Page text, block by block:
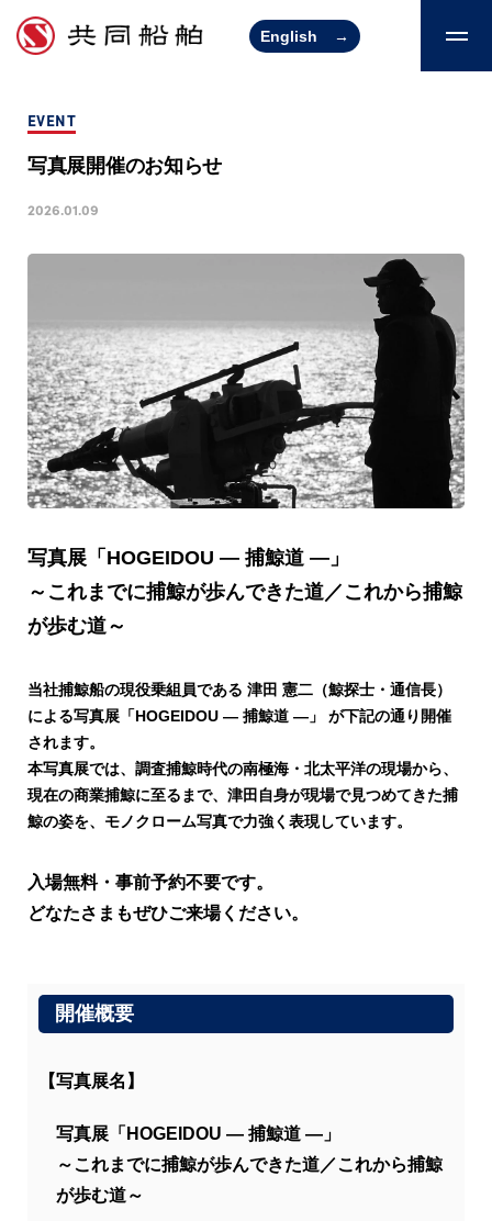
English →
EVENT
写真展開催のお知らせ
2026.01.09
写真展「HOGEIDOU ― 捕鯨道 ―」
～これまでに捕鯨が歩んできた道／これから捕鯨
が歩む道～
当社捕鯨船の現役乗組員である 津田 憲二（鯨探士・通信長）
による写真展「HOGEIDOU ― 捕鯨道 ―」 が下記の通り開催
されます。
本写真展では、調査捕鯨時代の南極海・北太平洋の現場から、
現在の商業捕鯨に至るまで、津田自身が現場で見つめてきた捕
鯨の姿を、モノクローム写真で力強く表現しています。
入場無料・事前予約不要です。
どなたさまもぜひご来場ください。
開催概要
【写真展名】
写真展「HOGEIDOU ― 捕鯨道 ―」
～これまでに捕鯨が歩んできた道／これから捕鯨
が歩む道～